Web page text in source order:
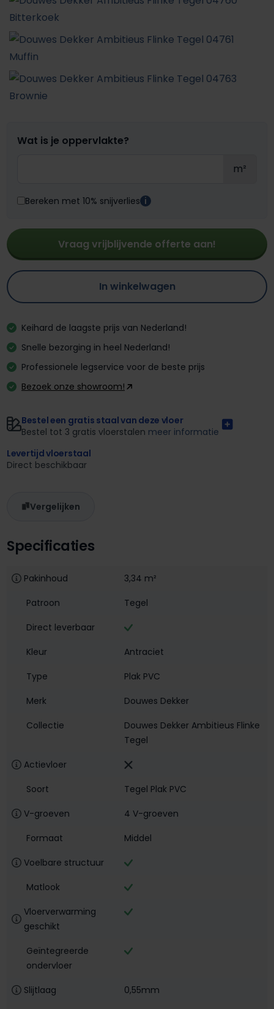
Specificaties
Pakinhoud
3,34 m²
Patroon
Tegel
Direct leverbaar
Kleur
Antraciet
Type
Plak PVC
Merk
Douwes Dekker
Collectie
Douwes Dekker Ambitieus Flinke
Tegel
Actievloer
Soort
Tegel Plak PVC
V-groeven
4 V-groeven
Formaat
Middel
Voelbare structuur
Matlook
Vloerverwarming
geschikt
Geïntegreerde
ondervloer
Slijtlaag
0,55mm
Wat is je oppervlakte?
m²
Bereken met 10% snijverlies i
Vraag vrijblijvende offerte aan!
In winkelwagen
Keihard de laagste prijs van Nederland!
Snelle bezorging in heel Nederland!
Professionele legservice voor de beste prijs
Bezoek onze showroom!
Bestel een gratis staal van deze vloer
Bestel tot 3 gratis vloerstalen meer informatie
Levertijd vloerstaal
Direct beschikbaar
Vergelijken